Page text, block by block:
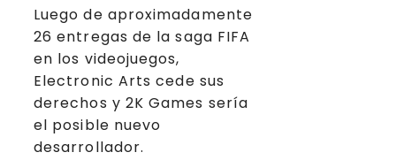
Luego de aproximadamente
26 entregas de la saga FIFA
en los videojuegos,
Electronic Arts cede sus
derechos y 2K Games sería
el posible nuevo
desarrollador.